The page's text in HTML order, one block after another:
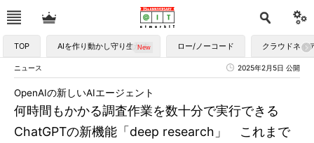
TOP AIを作り動かし守り生かす ロー/ノーコード クラウドネイ
ニュース 2025年2月5日 公開
何時間もかかる調査作業を数十分で実行できる
ChatGPTの新機能「deep research」 これまで
OpenAIの新しいAIエージェント